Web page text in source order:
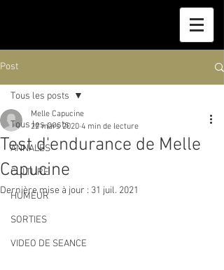
Post
Tous les posts
ANNALES
CULTURE
HUMEUR
SORTIES
VIDEO DE SEANCE
Tous les posts
Test d'endurance de Melle
Capucine
Melle Capucine
22 mars 2020 4 min de lecture
Dernière mise à jour : 31 juil. 2021